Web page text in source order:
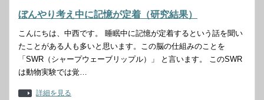
ぼんやり考え中に記憶が定着（研究結果）
こんにちは、中西です。 睡眠中に記憶が定着するという話を聞い
たことがある人も多いと思います。この脳の仕組みのことを
「SWR（シャープウェーブリップル）」 と言います。 このSWR
は動物実験では覚…
詳細を見る